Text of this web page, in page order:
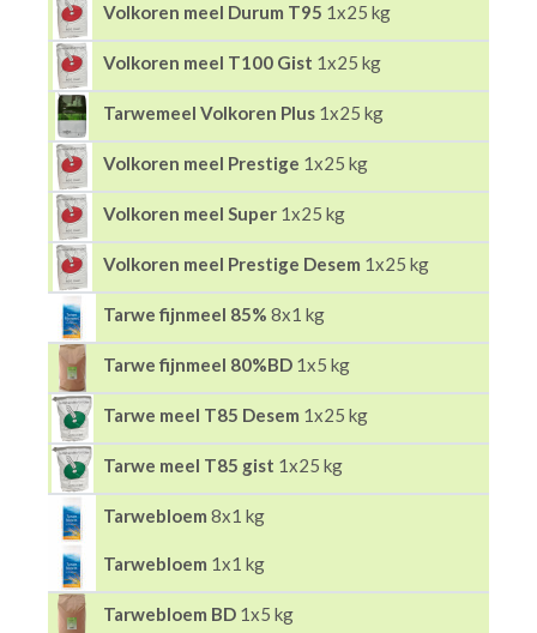
Volkoren meel Durum T95 1x25 kg
Volkoren meel T100 Gist 1x25 kg
Tarwemeel Volkoren Plus 1x25 kg
Volkoren meel Prestige 1x25 kg
Volkoren meel Super 1x25 kg
Volkoren meel Prestige Desem 1x25 kg
Tarwe fijnmeel 85% 8x1 kg
Tarwe fijnmeel 80%BD 1x5 kg
Tarwe meel T85 Desem 1x25 kg
Tarwe meel T85 gist 1x25 kg
Tarwebloem 8x1 kg
Tarwebloem 1x1 kg
Tarwebloem BD 1x5 kg